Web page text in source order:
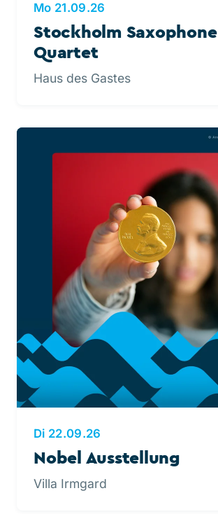
Mo 21.09.26
Stockholm Saxophone
Quartet
Haus des Gastes
Di 22.09.26
Nobel Ausstellung
Villa Irmgard